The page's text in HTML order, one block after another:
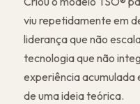
viu repetidamente em
liderança que não
tecnologia que não
experiência acumulada
de uma ideia teórica.